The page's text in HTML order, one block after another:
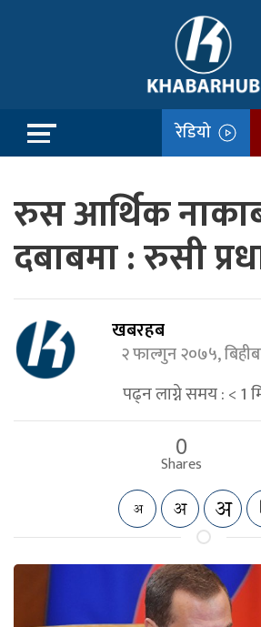
रेडियो
रुस आर्थिक
दबाबमा : रुसी
खबरहब
२ फाल्गुन २०७५,
पढ्न लाग्ने समय :< 1
0
Shares